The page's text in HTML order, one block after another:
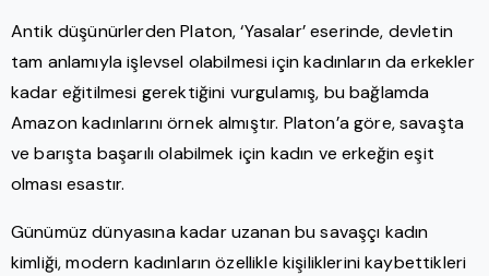
Antik düşünürlerden Platon, ‘Yasalar’ eserinde, devletin
tam anlamıyla işlevsel olabilmesi için kadınların da erkekler
kadar eğitilmesi gerektiğini vurgulamış, bu bağlamda
Amazon kadınlarını örnek almıştır. Platon’a göre, savaşta
ve barışta başarılı olabilmek için kadın ve erkeğin eşit
olması esastır.
Günümüz dünyasına kadar uzanan bu savaşçı kadın
kimliği, modern kadınların özellikle kişiliklerini kaybettikleri